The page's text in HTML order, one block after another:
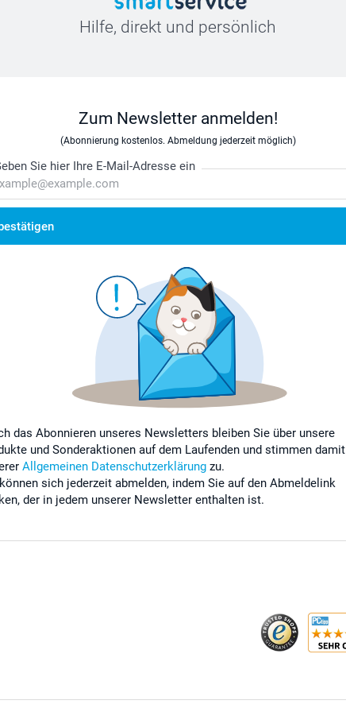
Hilfe, direkt und persönlich
Zum Newsletter anmelden!
(Abonnierung kostenlos. Abmeldung jederzeit möglich)
Sie hier Ihre E-Mail-Adresse ein
das Abonnieren unseres Newsletters bleiben Sie über unsere
und Sonderaktionen auf dem Laufenden und stimmen damit
Allgemeinen Datenschutzerklärung zu.
sich jederzeit abmelden, indem Sie auf den Abmeldelink
der in jedem unserer Newsletter enthalten ist.